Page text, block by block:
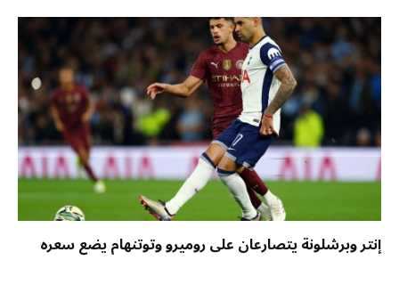
إنتر وبرشلونة يتصارعان على روميرو وتوتنهام يضع سعره